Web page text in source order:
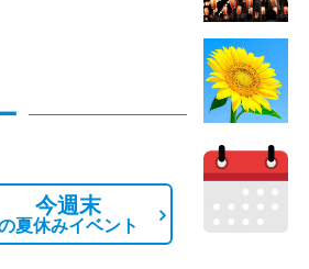
今週末
夏休みイベント